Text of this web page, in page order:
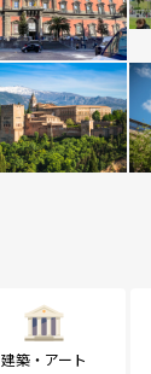
建築・アート